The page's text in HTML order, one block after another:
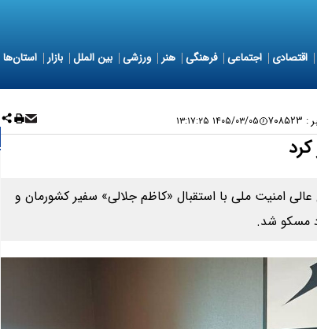
اقتصادی اجتماعی فرهنگی هنر ورزشی بین الملل بازار استان‌ها
: ۷۰۸۵۲۳ ۱۴۰۵/۰۳/۰۵ ۱۳:۱۷:۲۵
امنیت ملی با استقبال «کاظم جلالی» سفیر کشورمان و
مسکو شد.